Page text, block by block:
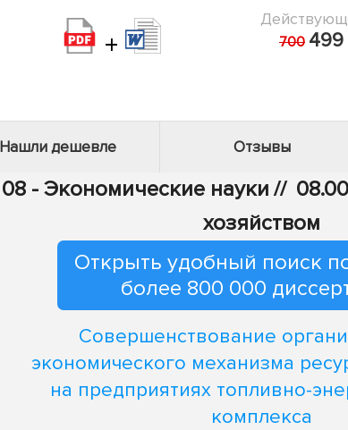
+ 700 499
Нашли дешевле Отзывы
08 - Экономические науки //
хозяйством
Открыть удобный поиск
более 800 000
Совершенствование
экономического механизма
на предприятиях топливно-
комплекса